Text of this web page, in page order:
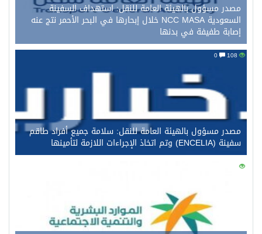
مصدر مسؤول بالهيئة العامة للنقل: استهداف السفينة
السعودية NCC MASA خلال إبحارها في البحر الأحمر نتج عنه
إصابة طفيفة في بدنها
مصدر مسؤول بالهيئة العامة للنقل: سلامة جميع أفراد طاقم
سفينة (ENCELIA) وتم اتخاذ الإجراءات اللازمة لتأمينها
96